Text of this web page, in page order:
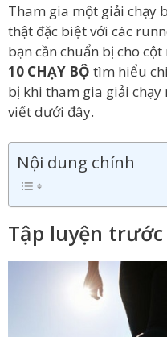
Tham gia một giải chạy
thật đặc biệt với các
bạn cần chuẩn bị cho
10 CHẠY BỘ tìm hiểu
bị khi tham gia giải
viết dưới đây.
Nội dung chính
Tập luyện